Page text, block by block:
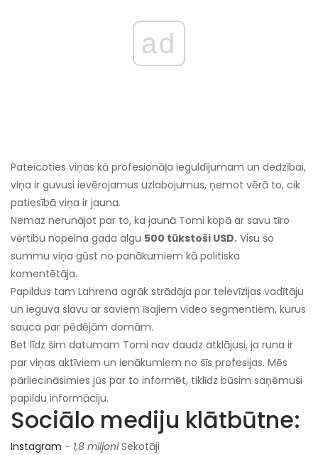
ad
Pateicoties viņas kā profesionāļa ieguldījumam un dedzībai,
viņa ir guvusi ievērojamus uzlabojumus, ņemot vērā to, cik
patiesībā viņa ir jauna.
Nemaz nerunājot par to, ka jaunā Tomi kopā ar savu tīro
vērtību nopelna gada algu 500 tūkstoši USD. Visu šo
summu viņa gūst no panākumiem kā politiska
komentētāja.
Papildus tam Lahrena agrāk strādāja par televīzijas vadītāju
un ieguva slavu ar saviem īsajiem video segmentiem, kurus
sauca par pēdējām domām.
Bet līdz šim datumam Tomi nav daudz atklājusi, ja runa ir
par viņas aktīviem un ienākumiem no šīs profesijas. Mēs
pārliecināsimies jūs par to informēt, tiklīdz būsim saņēmuši
papildu informāciju.
Sociālo mediju klātbūtne:
Instagram - 1,8 miljoniSekotāji